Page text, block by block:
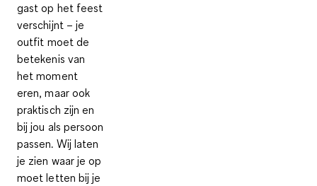
gast op het feest
verschijnt – je
outfit moet de
betekenis van
het moment
eren, maar ook
praktisch zijn en
bij jou als persoon
passen. Wij laten
je zien waar je op
moet letten bij je